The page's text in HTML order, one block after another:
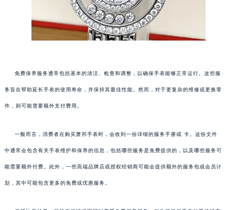
免费保养服务通常包括基本的清洁、检查和调整，以确保手表能够正常运行。这些服
务旨在帮助延长手表的使用寿命，并保持其最佳性能。然而，对于更复杂的维修或更换零
件，则可能需要额外支付费用。
一般而言，消费者在购买萧邦手表时，会收到一份详细的服务手册或 卡。这份文件
中通常会包含有关手表维护和保养的信息，包括哪些服务是免费提供的，以及哪些服务可
能需要额外付费。此外，一些高端品牌店或授权经销商可能会提供额外的服务包或会员计
划，其中可能包含更多的免费或优惠服务。